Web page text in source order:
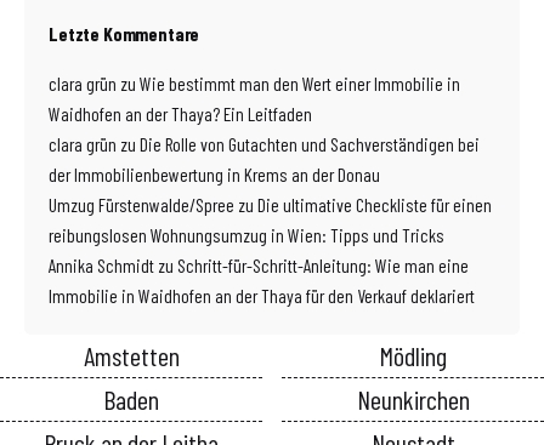
Letzte Kommentare
clara grün zu Wie bestimmt man den Wert einer Immobilie in
Waidhofen an der Thaya? Ein Leitfaden
clara grün zu Die Rolle von Gutachten und Sachverständigen bei
der Immobilienbewertung in Krems an der Donau
Umzug Fürstenwalde/Spree zu Die ultimative Checkliste für einen
reibungslosen Wohnungsumzug in Wien: Tipps und Tricks
Annika Schmidt zu Schritt-für-Schritt-Anleitung: Wie man eine
Immobilie in Waidhofen an der Thaya für den Verkauf deklariert
Amstetten
Baden
Mödling
Neunkirchen